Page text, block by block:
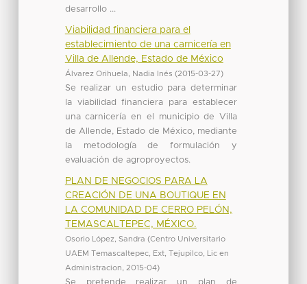
desarrollo ...
Viabilidad financiera para el
establecimiento de una carnicería en
Villa de Allende, Estado de México
Álvarez Orihuela, Nadia Inés (2015-03-27)
Se realizar un estudio para determinar
la viabilidad financiera para establecer
una carnicería en el municipio de Villa
de Allende, Estado de México, mediante
la metodología de formulación y
evaluación de agroproyectos.
PLAN DE NEGOCIOS PARA LA
CREACIÓN DE UNA BOUTIQUE EN
LA COMUNIDAD DE CERRO PELÓN,
TEMASCALTEPEC, MÉXICO.
Osorio López, Sandra (Centro Universitario
UAEM Temascaltepec, Ext, Tejupilco, Lic en
Administracion
2015-04)
Se pretende realizar un plan de